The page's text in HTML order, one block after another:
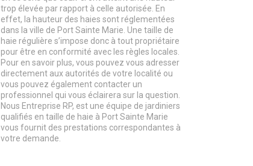
trop élevée par rapport à celle autorisée. En
effet, la hauteur des haies sont réglementées
dans la ville de Port Sainte Marie. Une taille de
haie régulière s’impose donc à tout propriétaire
pour être en conformité avec les règles locales.
Pour en savoir plus, vous pouvez vous adresser
directement aux autorités de votre localité ou
vous pouvez également contacter un
professionnel qui vous éclairera sur la question.
Nous Entreprise RP, est une équipe de jardiniers
qualifiés en taille de haie à Port Sainte Marie
vous fournit des prestations correspondantes à
votre demande.